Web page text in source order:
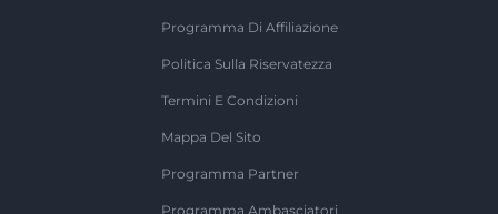
Programma Di Affiliazione
Politica Sulla Riservatezza
Termini E Condizioni
Mappa Del Sito
Programma Partner
Programma Ambasciatori